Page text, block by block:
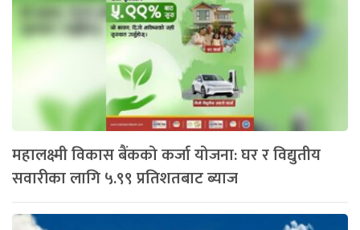
महालक्ष्मी विकास बैंकको कर्जा योजना: घर र विद्युतीय
सवारीका लागि ५.९९ प्रतिशतबाट ब्याज